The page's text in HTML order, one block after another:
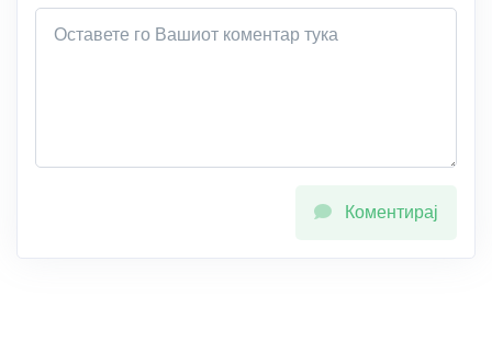
Коментирај